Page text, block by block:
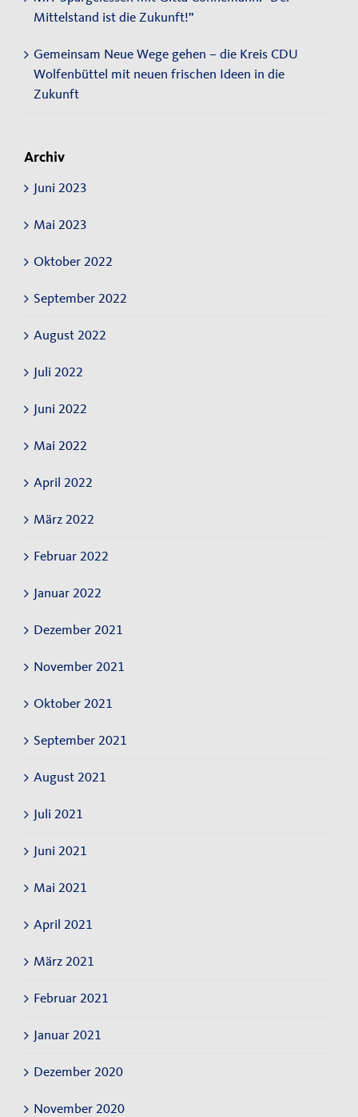
Mittelstand ist die Zukunft!”
Gemeinsam Neue Wege gehen – die Kreis CDU
Wolfenbüttel mit neuen frischen Ideen in die
Zukunft
Archiv
Juni 2023
Mai 2023
Oktober 2022
September 2022
August 2022
Juli 2022
Juni 2022
Mai 2022
April 2022
März 2022
Februar 2022
Januar 2022
Dezember 2021
November 2021
Oktober 2021
September 2021
August 2021
Juli 2021
Juni 2021
Mai 2021
April 2021
März 2021
Februar 2021
Januar 2021
Dezember 2020
November 2020